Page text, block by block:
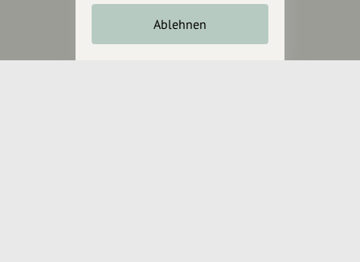
hey.bayern ist ein Projekt von
uns für unsere Region und
für alle, die uns besuchen
Ablehnen